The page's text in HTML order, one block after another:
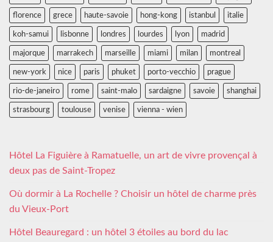
florence grece haute-savoie hong-kong istanbul italie
koh-samui lisbonne londres lourdes lyon madrid
majorque marrakech marseille miami milan montreal
new-york nice paris phuket porto-vecchio prague
rio-de-janeiro rome saint-malo sardaigne savoie shanghai
strasbourg toulouse venise vienna - wien
Hôtel La Figuière à Ramatuelle, un art de vivre provençal à
deux pas de Saint-Tropez
Où dormir à La Rochelle ? Choisir un hôtel de charme près
du Vieux-Port
Hôtel Beauregard : un hôtel 3 étoiles au bord du lac